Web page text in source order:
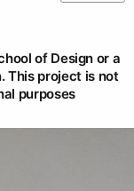
of Design or a
This project is not
purposes